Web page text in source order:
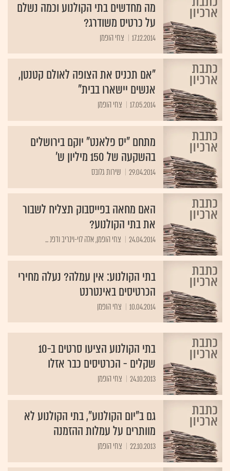
על כרטיס משודרג?
17.12.2014 צחי הופמן
"אם תכניס את הצופה לאולם קטנטן,
אנשים יישארו בבית"
17.05.2014 צחי הופמן
מתחם "יס פלאנט" יוקם בירושלים
בהשקעה של 150 מיליון ש'
29.04.2014 שירות גלובס
האם מחאה בפייסבוק תצליח לשבור
את בתי הקולנוע?
24.04.2014 צחי הופמן, אלה לוי-וינריב ודפנ ...
בתי הקולנוע: אין עמלה? נעלה מחירי
הכרטיסים באינטרנט
10.04.2014 צחי הופמן
שקלים - הכרטיסים כבר אזלו
24.10.2013 צחי הופמן
מוותרים על עמלות ההזמנה
22.10.2013 צחי הופמן